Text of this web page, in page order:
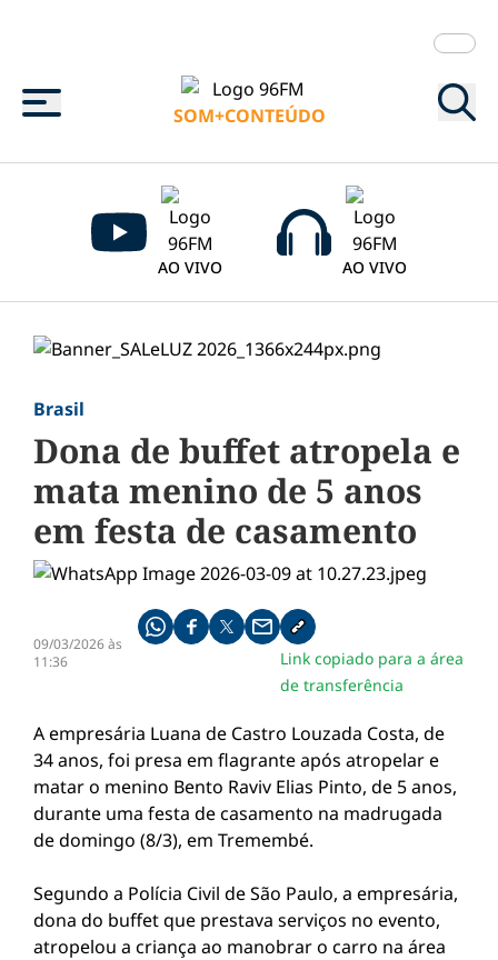
Menu
SOM+CONTEÚDO
AO VIVO AO VIVO
Brasil
Dona de buffet atropela e
mata menino de 5 anos
em festa de casamento
09/03/2026 às
11:36
Compartilhe pelo whatsapp
Compartilhar no facebook
Compartilhar no twitter
Compartilhe pelo email
Copiar link da notícia
Link copiado para a área
de transferência
A empresária Luana de Castro Louzada Costa, de
34 anos, foi presa em flagrante após atropelar e
matar o menino Bento Raviv Elias Pinto, de 5 anos,
durante uma festa de casamento na madrugada
de domingo (8/3), em Tremembé.
Segundo a Polícia Civil de São Paulo, a empresária,
dona do buffet que prestava serviços no evento,
atropelou a criança ao manobrar o carro na área